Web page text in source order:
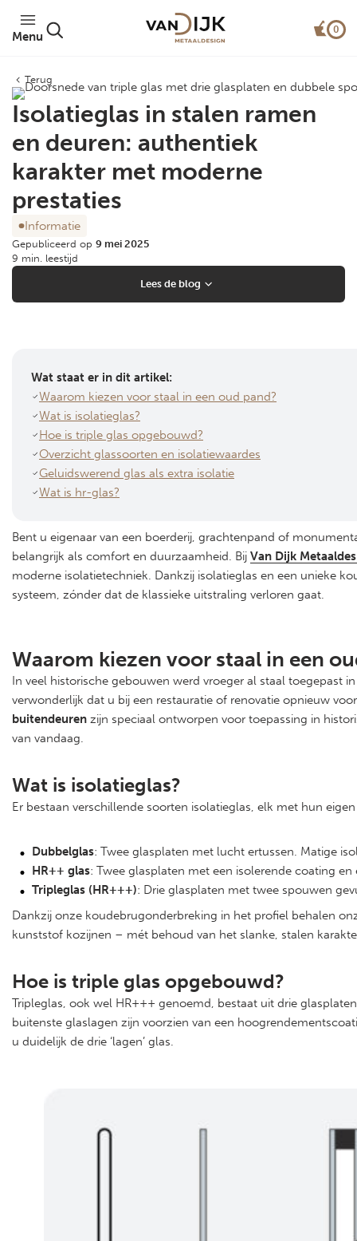
Menu
0
Isolatieglas in stalen ramen
en deuren: authentiek
karakter met moderne
prestaties
Informatie
Gepubliceerd op 9 mei 2025
9 min. leestijd
Lees de blog
Terug
Wat staat er in dit artikel:
Waarom kiezen voor staal in een oud pand?
Wat is isolatieglas?
Hoe is triple glas opgebouwd?
Overzicht glassoorten en isolatiewaardes
Geluidswerend glas als extra isolatie
Wat is hr-glas?
Bent u eigenaar van een boerderij, grachtenpand of
belangrijk als comfort en duurzaamheid. Bij Van Dijk
moderne isolatietechniek. Dankzij isolatieglas en een unieke
systeem, zónder dat de klassieke uitstraling verloren gaat.
Waarom kiezen voor staal in een
In veel historische gebouwen werd vroeger al staal toegepast
verwonderlijk dat u bij een restauratie of renovatie opnieuw
buitendeuren zijn speciaal ontworpen voor toepassing in
van vandaag.
Wat is isolatieglas?
Er bestaan verschillende soorten isolatieglas, elk met hun
Dubbelglas: Twee glasplaten met lucht ertussen. Matige
HR++ glas: Twee glasplaten met een isolerende coating
Tripleglas (HR+++): Drie glasplaten met twee spouwen
Dankzij onze koudebrugonderbreking in het profiel behalen
kunststof kozijnen – mét behoud van het slanke, stalen
Hoe is triple glas opgebouwd?
Tripleglas, ook wel HR+++ genoemd, bestaat uit drie
buitenste glaslagen zijn voorzien van een
u duidelijk de drie ‘lagen’ glas.